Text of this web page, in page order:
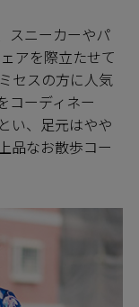
スニーカーやパ
アを際立たせて
セスの方に人気
コーディネー
い、足元はやや
品なお散歩コー